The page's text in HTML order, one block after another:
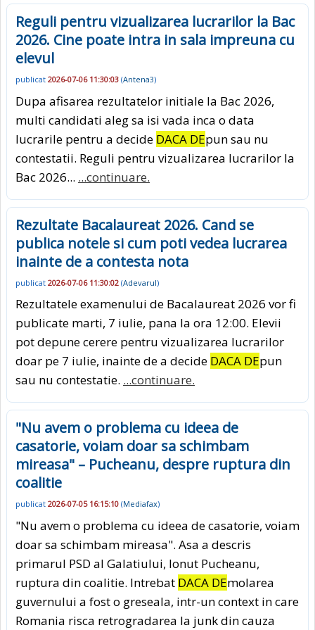
Reguli pentru vizualizarea lucrarilor la Bac
2026. Cine poate intra in sala impreuna cu
elevul
publicat 2026-07-06 11:30:03 (Antena3)
Dupa afisarea rezultatelor initiale la Bac 2026,
multi candidati aleg sa isi vada inca o data
lucrarile pentru a decide DACA DEpun sau nu
contestatii. Reguli pentru vizualizarea lucrarilor la
Bac 2026... ...continuare.
Rezultate Bacalaureat 2026. Cand se
publica notele si cum poti vedea lucrarea
inainte de a contesta nota
publicat 2026-07-06 11:30:02 (Adevarul)
Rezultatele examenului de Bacalaureat 2026 vor fi
publicate marti, 7 iulie, pana la ora 12:00. Elevii
pot depune cerere pentru vizualizarea lucrarilor
doar pe 7 iulie, inainte de a decide DACA DEpun
sau nu contestatie. ...continuare.
"Nu avem o problema cu ideea de
casatorie, voiam doar sa schimbam
mireasa" – Pucheanu, despre ruptura din
coalitie
publicat 2026-07-05 16:15:10 (Mediafax)
"Nu avem o problema cu ideea de casatorie, voiam
doar sa schimbam mireasa". Asa a descris
primarul PSD al Galatiului, Ionut Pucheanu,
ruptura din coalitie. Intrebat DACA DEmolarea
guvernului a fost o greseala, intr-un context in care
Romania risca retrogradarea la junk din cauza